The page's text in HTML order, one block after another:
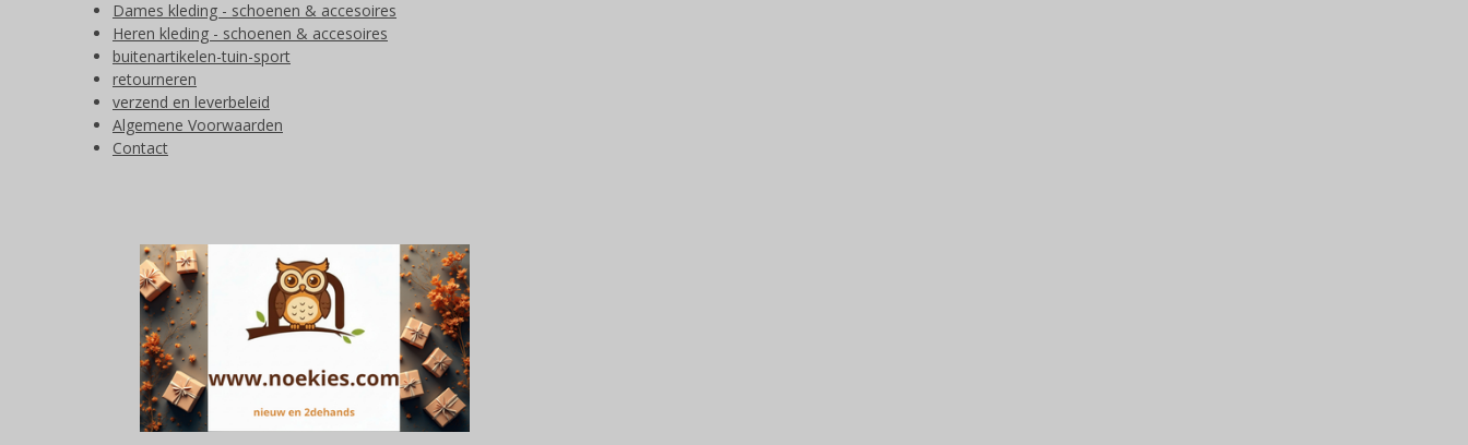
Dames kleding - schoenen & accesoires
Heren kleding - schoenen & accesoires
buitenartikelen-tuin-sport
retourneren
verzend en leverbeleid
Algemene Voorwaarden
Contact